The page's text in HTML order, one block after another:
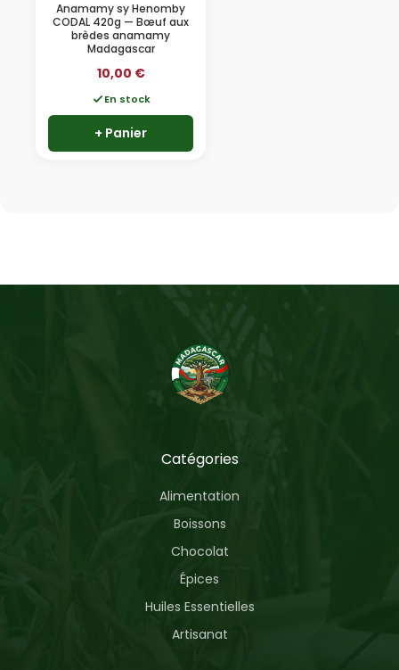
Anamamy sy Henomby
CODAL 420g — Bœuf aux
brèdes anamamy
Madagascar
10,00 €
En stock
+ Panier
Catégories
Alimentation
Boissons
Chocolat
Épices
Huiles Essentielles
Artisanat